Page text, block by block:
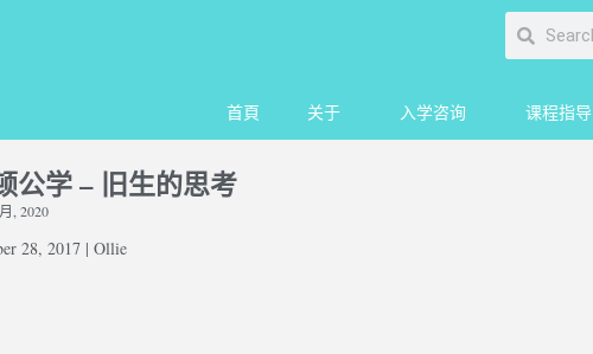
首頁 关于 入学咨询 课程指导
公学 – 旧生的思考
, 2020
28, 2017 | Ollie